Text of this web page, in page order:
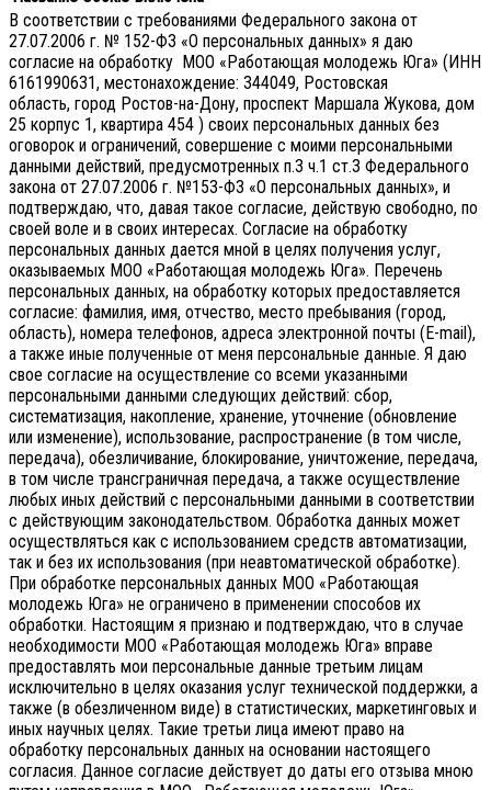
В соответствии с требованиями Федерального закона от
27.07.2006 г. № 152-ФЗ «О персональных данных» я даю
согласие на обработку МОО «Работающая молодежь Юга» (ИНН
6161990631, местонахождение: 344049, Ростовская
область, город Ростов-на-Дону, проспект Маршала Жукова, дом
25 корпус 1, квартира 454 ) своих персональных данных без
оговорок и ограничений, совершение с моими персональными
данными действий, предусмотренных п.3 ч.1 ст.3 Федерального
закона от 27.07.2006 г. №153-ФЗ «О персональных данных», и
подтверждаю, что, давая такое согласие, действую свободно, по
своей воле и в своих интересах. Согласие на обработку
персональных данных дается мной в целях получения услуг,
оказываемых МОО «Работающая молодежь Юга». Перечень
персональных данных, на обработку которых предоставляется
согласие: фамилия, имя, отчество, место пребывания (город,
область), номера телефонов, адреса электронной почты (E-mail),
а также иные полученные от меня персональные данные. Я даю
свое согласие на осуществление со всеми указанными
персональными данными следующих действий: сбор,
систематизация, накопление, хранение, уточнение (обновление
или изменение), использование, распространение (в том числе,
передача), обезличивание, блокирование, уничтожение, передача,
в том числе трансграничная передача, а также осуществление
любых иных действий с персональными данными в соответствии
с действующим законодательством. Обработка данных может
осуществляться как с использованием средств автоматизации,
так и без их использования (при неавтоматической обработке).
При обработке персональных данных МОО «Работающая
молодежь Юга» не ограничено в применении способов их
обработки. Настоящим я признаю и подтверждаю, что в случае
необходимости МОО «Работающая молодежь Юга» вправе
предоставлять мои персональные данные третьим лицам
исключительно в целях оказания услуг технической поддержки, а
также (в обезличенном виде) в статистических, маркетинговых и
иных научных целях. Такие третьи лица имеют право на
обработку персональных данных на основании настоящего
согласия. Данное согласие действует до даты его отзыва мною